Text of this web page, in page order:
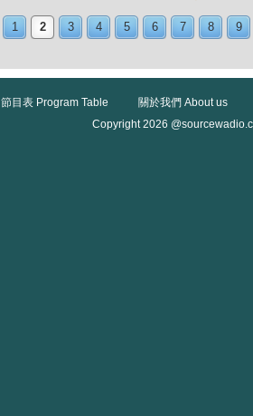
1 2 3 4 5 6 7 8 9
節目表 Program Table
關於我們 About us
Copyright 2026